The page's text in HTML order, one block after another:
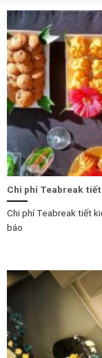
Chi phí Teabreak
Chi phí Teabreak tiết
báo